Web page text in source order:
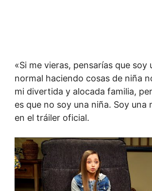
«Si me vieras, pensarías que soy
normal haciendo cosas de niña
mi divertida y alocada familia,
es que no soy una niña. Soy una
en el tráiler oficial.